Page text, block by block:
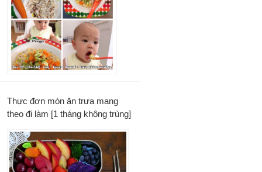
Thực đơn món ăn trưa mang
theo đi làm [1 tháng không trùng]